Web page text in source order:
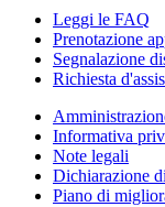
Leggi le FAQ
Prenotazione
Segnalazione
Richiesta
Informativa
Note legali
Dichiarazione
Piano di